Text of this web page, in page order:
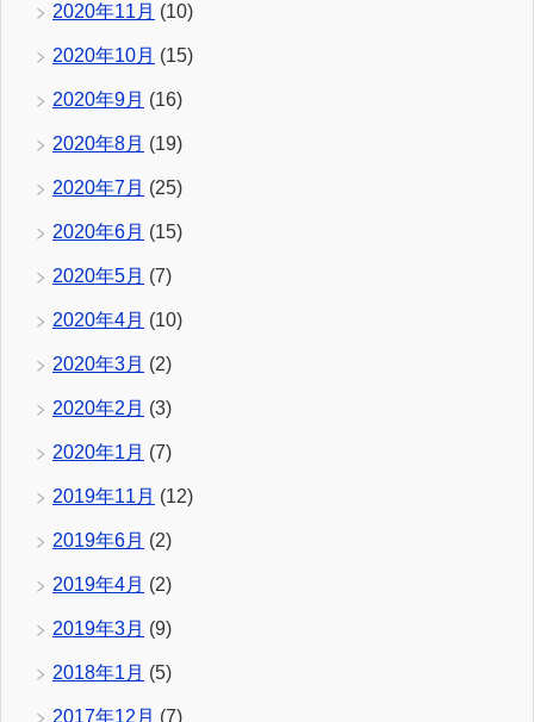
2020年11月 (10)
2020年10月 (15)
2020年9月 (16)
2020年8月 (19)
2020年7月 (25)
2020年6月 (15)
2020年5月 (7)
2020年4月 (10)
2020年3月 (2)
2020年2月 (3)
2020年1月 (7)
2019年11月 (12)
2019年6月 (2)
2019年4月 (2)
2019年3月 (9)
2018年1月 (5)
2017年12月 (7)